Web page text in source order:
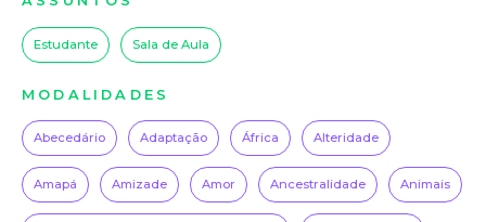
Estudante Sala de Aula
MODALIDADES
Abecedário Adaptação África Alteridade
Amapá Amizade Amor Ancestralidade Animais